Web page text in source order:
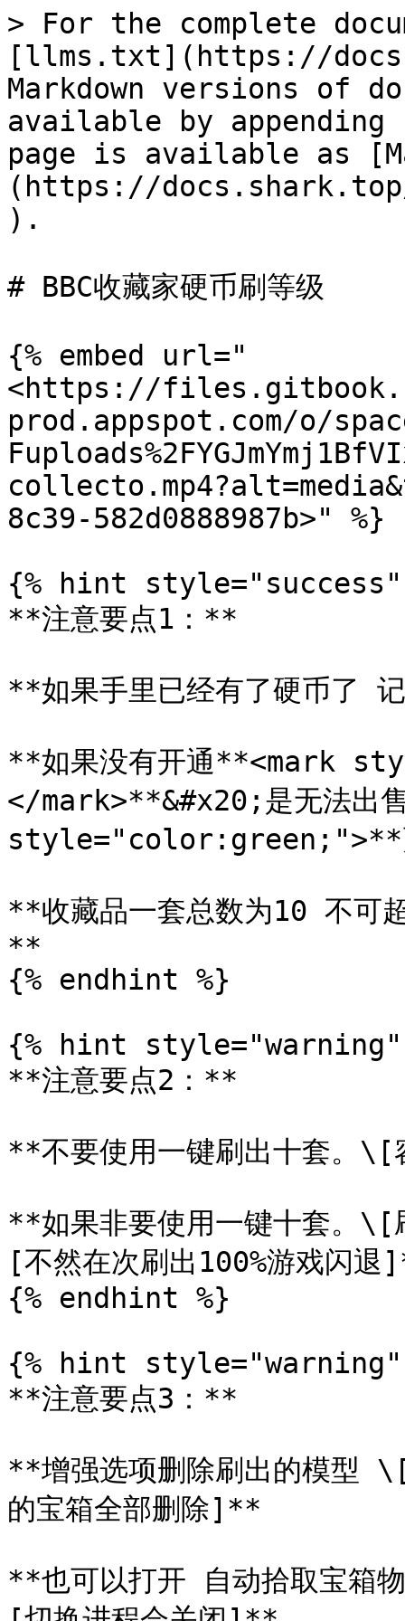
> For the complete
[llms.txt](https://
Markdown versions of
available by
page is available as
(https://
).
# BBC收藏家硬币刷等级
{% embed url="
<https://
prod.appspot.com/o/
8c39-582d0888987b>" %}
{% hint style="success"
**注意要点1：**
**如果手里已经有了硬币了
**如果没有开通**<mark
</mark>**&#x20;是无法出
style="color:green;">**
**收藏品一套总数为10 不可
**
{% endhint %}
{% hint style="warning"
**注意要点2：**
**不要使用一键刷出十套。
**如果非要使用一键十套。
[不然在次刷出100%游戏闪
{% endhint %}
{% hint style="warning"
**注意要点3：**
**增强选项删除刷出的模型
的宝箱全部删除]**
**也可以打开 自动拾取宝箱